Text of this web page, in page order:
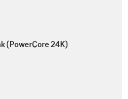
(PowerCore 24K)